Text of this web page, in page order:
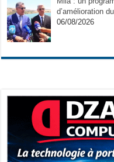
d’amélioration
06/08/2026